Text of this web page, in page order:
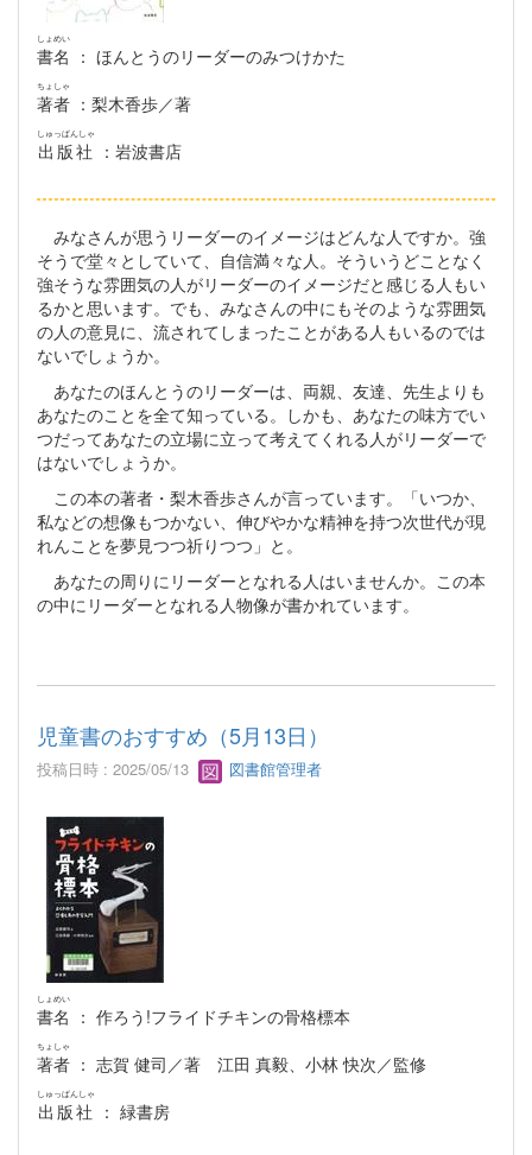
書名
しょめい
： ほんとうのリーダーのみつけかた
著者
ちょしゃ
：梨木香歩／著
出版社
しゅっぱんしゃ
：岩波書店
みなさんが思うリーダーのイメージはどんな人ですか。強
そうで堂々としていて、自信満々な人。そういうどことなく
強そうな雰囲気の人がリーダーのイメージだと感じる人もい
るかと思います。でも、みなさんの中にもそのような雰囲気
の人の意見に、流されてしまったことがある人もいるのでは
ないでしょうか。
あなたのほんとうのリーダーは、両親、友達、先生よりも
あなたのことを全て知っている。しかも、あなたの味方でい
つだってあなたの立場に立って考えてくれる人がリーダーで
はないでしょうか。
この本の著者・梨木香歩さんが言っています。「いつか、
私などの想像もつかない、伸びやかな精神を持つ次世代が現
れんことを夢見つつ祈りつつ」と。
あなたの周りにリーダーとなれる人はいませんか。この本
の中にリーダーとなれる人物像が書かれています。
児童書のおすすめ（5月13日）
投稿日時 : 2025/05/13 図書館管理者
書名
しょめい
： 作ろう!フライドチキンの骨格標本
著者
ちょしゃ
： 志賀 健司／著 江田 真毅、小林 快次／監修
出版社
しゅっぱんしゃ
： 緑書房